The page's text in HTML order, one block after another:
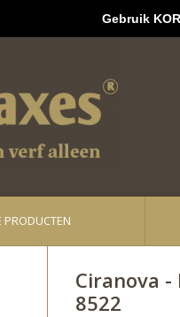
PRODUCTEN
Ciranova -
8522
Gebruik